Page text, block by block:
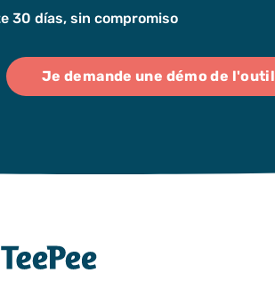
30 días, sin compromiso
Je demande une démo de l'outil